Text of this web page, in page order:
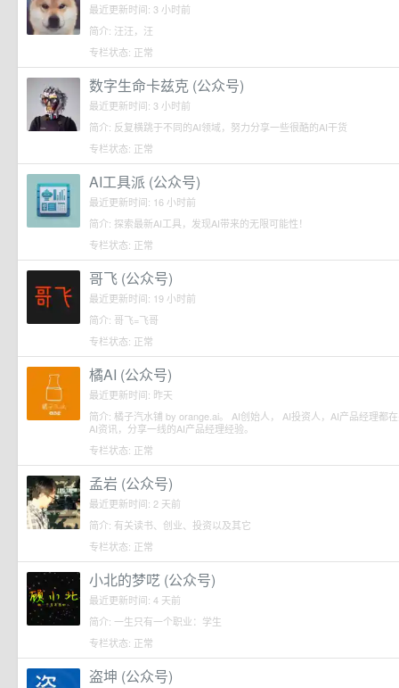
最近更新时间: 3 小时前
简介: 汪汪，汪
专栏状态: 正常
数字生命卡兹克 (公众号)
最近更新时间: 3 小时前
简介: 反复横跳于不同的AI领域，努力分享一些很酷的AI干货
专栏状态: 正常
AI工具派 (公众号)
最近更新时间: 16 小时前
简介: 探索最新AI工具，发现AI带来的无限可能性！
专栏状态: 正常
哥飞 (公众号)
最近更新时间: 19 小时前
简介: 哥飞=飞哥
专栏状态: 正常
橘AI (公众号)
最近更新时间: 昨天
简介: 橘子汽水铺 by orange.ai。 AI创始人， AI投资人，AI产品经理都
AI资讯，分享一线的AI产品经理经验。
专栏状态: 正常
孟岩 (公众号)
最近更新时间: 2 天前
简介: 有关读书、创业、投资以及其它
专栏状态: 正常
小北的梦呓 (公众号)
最近更新时间: 4 天前
简介: 一生只有一个职业：学生
专栏状态: 正常
盗坤 (公众号)